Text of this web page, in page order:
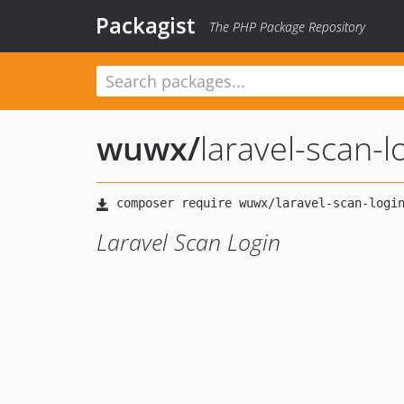
Packagist The PHP Package Repository
wuwx/laravel-scan-
Laravel Scan Login